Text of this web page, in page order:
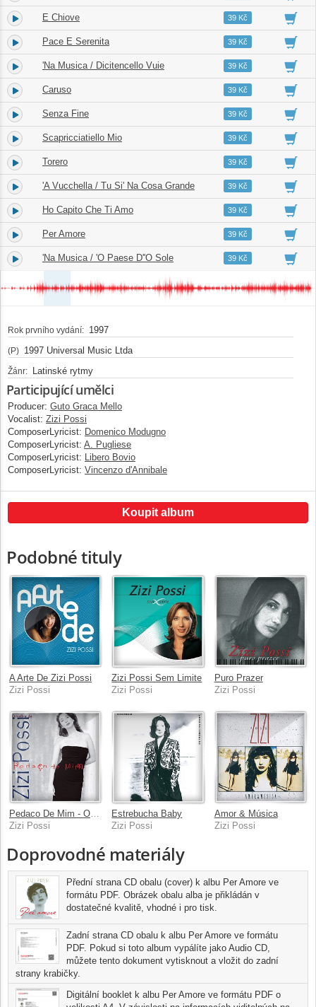
2. E Chiove 03:5139 Kč
3. Pace E Serenita 02:3839 Kč
4. 'Na Musica / Dicitencello Vuie 04:4439 Kč
5. Caruso 04:5439 Kč
6. Senza Fine 05:1639 Kč
7. Scapricciatiello Mio 04:0239 Kč
8. Torero 03:0439 Kč
9. 'A Vucchella / Tu Si' Na Cosa Grande 04:4539 Kč
10. Ho Capito Che Ti Amo 02:3839 Kč
11. Per Amore 04:2039 Kč
12. 'Na Musica / 'O Paese D''O Sole 05:4839 Kč
Rok prvního vydání: 1997
(P) 1997 Universal Music Ltda
Žánr: Latinské rytmy
Participující umělci
Producer: Guto Graca Mello
Vocalist: Zizi Possi
ComposerLyricist: Domenico Modugno
ComposerLyricist: A. Pugliese
ComposerLyricist: Libero Bovio
ComposerLyricist: Vincenzo d'Annibale
Koupit album
Podobné tituly
A Arte De Zizi Possi
Zizi Possi
Zizi Possi Sem Limite
Zizi Possi
Puro Prazer
Zizi Possi
Pedaco De Mim - O Melhor De Zizi Possi
Zizi Possi
Estrebucha Baby
Zizi Possi
Amor & Música
Zizi Possi
Doprovodné materiály
Přední strana CD obalu (cover) k albu Per Amore ve
formátu PDF. Obrázek obalu alba je přikládán v
dostatečné kvalitě, vhodné i pro tisk.
Zadní strana CD obalu k albu Per Amore ve formátu
PDF. Pokud si toto album vypálíte jako Audio CD,
můžete tento dokument vytisknout a vložit do zadní
strany krabičky.
Digitální booklet k albu Per Amore ve formátu PDF o